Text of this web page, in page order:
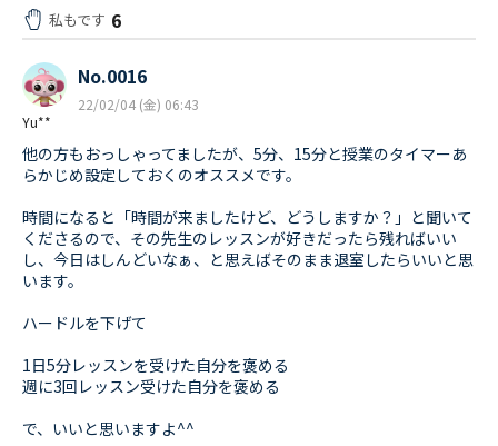
私もです 6
Yu**
No.0016
22/02/04 (金) 06:43
他の方もおっしゃってましたが、5分、15分と授業のタイマーあ
らかじめ設定しておくのオススメです。
時間になると「時間が来ましたけど、どうしますか？」と聞いて
くださるので、その先生のレッスンが好きだったら残ればいい
し、今日はしんどいなぁ、と思えばそのまま退室したらいいと思
います。
ハードルを下げて
1日5分レッスンを受けた自分を褒める
週に3回レッスン受けた自分を褒める
で、いいと思いますよ^^